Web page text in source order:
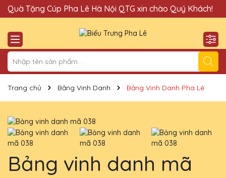
Quà Tặng Cúp Pha Lê Hà Nội QTG xin chào Quý Khách!
Trang chủ Bảng Vinh Danh Bảng Vinh Danh Pha Lê
Bảng vinh danh mã